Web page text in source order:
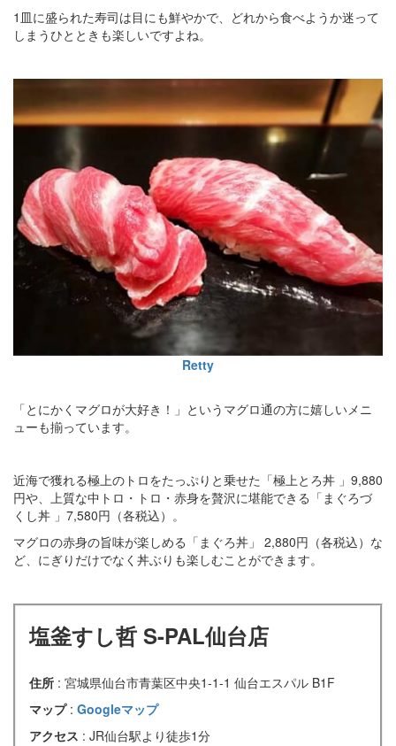
1皿に盛られた寿司は目にも鮮やかで、どれから食べようか迷って
しまうひとときも楽しいですよね。
Retty
「とにかくマグロが大好き！」というマグロ通の方に嬉しいメニ
ューも揃っています。
近海で獲れる極上のトロをたっぷりと乗せた「極上とろ丼 」9,880
円や、上質な中トロ・トロ・赤身を贅沢に堪能できる「まぐろづ
くし丼 」7,580円（各税込）。
マグロの赤身の旨味が楽しめる「まぐろ丼」 2,880円（各税込）な
ど、にぎりだけでなく丼ぶりも楽しむことができます。
塩釜すし哲 S-PAL仙台店​​​​​​
住所 : 宮城県仙台市青葉区中央1-1-1 仙台エスパル B1F
マップ : Googleマップ
アクセス : JR仙台駅より徒歩1分